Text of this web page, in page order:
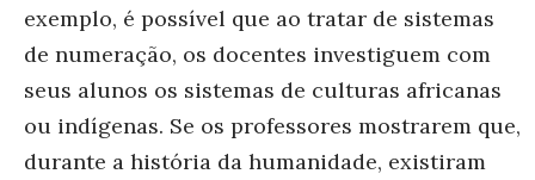
exemplo, é possível que ao tratar de sistemas
de numeração, os docentes investiguem com
seus alunos os sistemas de culturas africanas
ou indígenas. Se os professores mostrarem que,
durante a história da humanidade, existiram